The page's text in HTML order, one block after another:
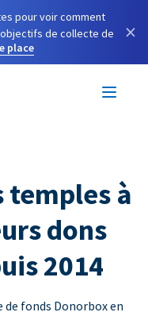
pour voir comment
de collecte de
place
×
temples à
dons
2014
de fonds Donorbox en